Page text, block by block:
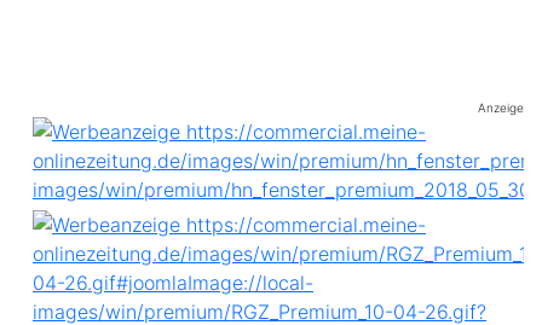
Anzeige